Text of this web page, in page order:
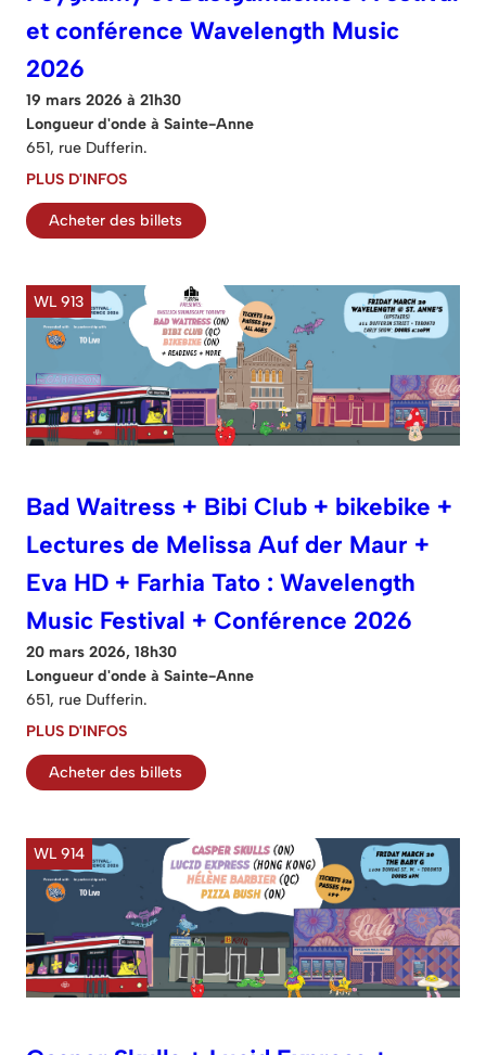
et conférence Wavelength Music
2026
19 mars 2026 à 21h30
Longueur d'onde à Sainte-Anne
651, rue Dufferin.
PLUS D'INFOS
Acheter des billets
WL 913
Bad Waitress + Bibi Club + bikebike +
Lectures de Melissa Auf der Maur +
Eva HD + Farhia Tato : Wavelength
Music Festival + Conférence 2026
20 mars 2026, 18h30
Longueur d'onde à Sainte-Anne
651, rue Dufferin.
PLUS D'INFOS
Acheter des billets
WL 914